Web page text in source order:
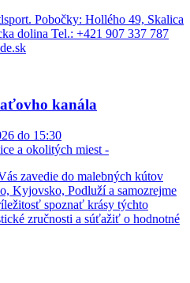
Pobočky: Hollého 49, Skalica
dolina Tel.: +421 907 337 787
kanála
do 15:30
a okolitých miest -
zavedie do malebných kútov
Kyjovsko, Podluží a samozrejme
spoznať krásy týchto
zručnosti a súťažiť o hodnotné